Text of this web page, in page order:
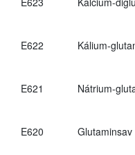
E622 Kálium-
E621 Nátrium-
E620 Glutaminsav